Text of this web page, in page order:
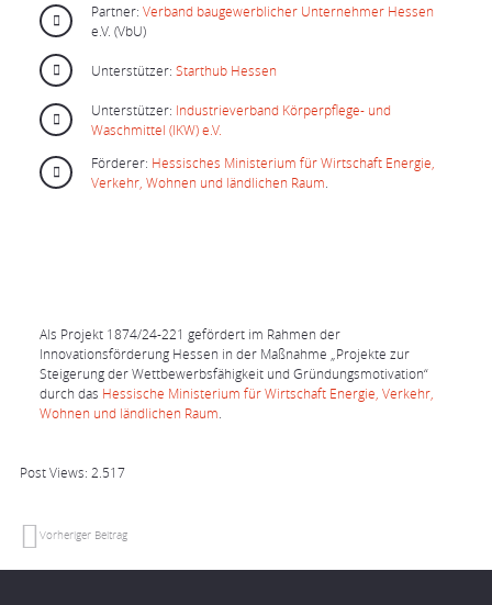
Partner:Verband baugewerblicher Unternehmer Hessen
e.V. (VbU)
Unterstützer:Starthub Hessen
Unterstützer: Industrieverband Körperpflege- und
Waschmittel (IKW)e.V.
Förderer: Hessisches Ministerium für Wirtschaft Energie,
Verkehr, Wohnen und ländlichen Raum
Als Projekt 1874/24-221 gefördert im Rahmen der
Innovationsförderung Hessen in der Maßnahme „Projekte zur
Steigerung der Wettbewerbsfähigkeit und Gründungsmotivation“
durch das Hessische Ministerium für Wirtschaft Energie, Verkehr,
Wohnen und ländlichen Raum
Post Views: 2.517
Vorheriger Beitrag